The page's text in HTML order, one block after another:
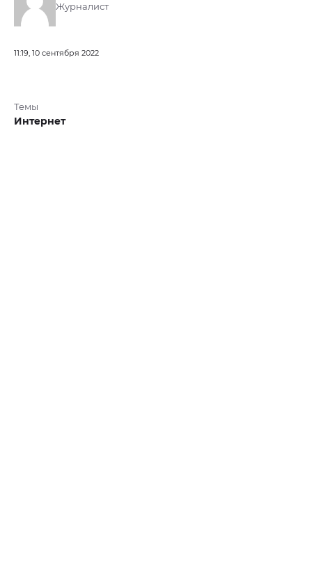
Журналист
11:19, 10 сентября 2022
Темы
Интернет